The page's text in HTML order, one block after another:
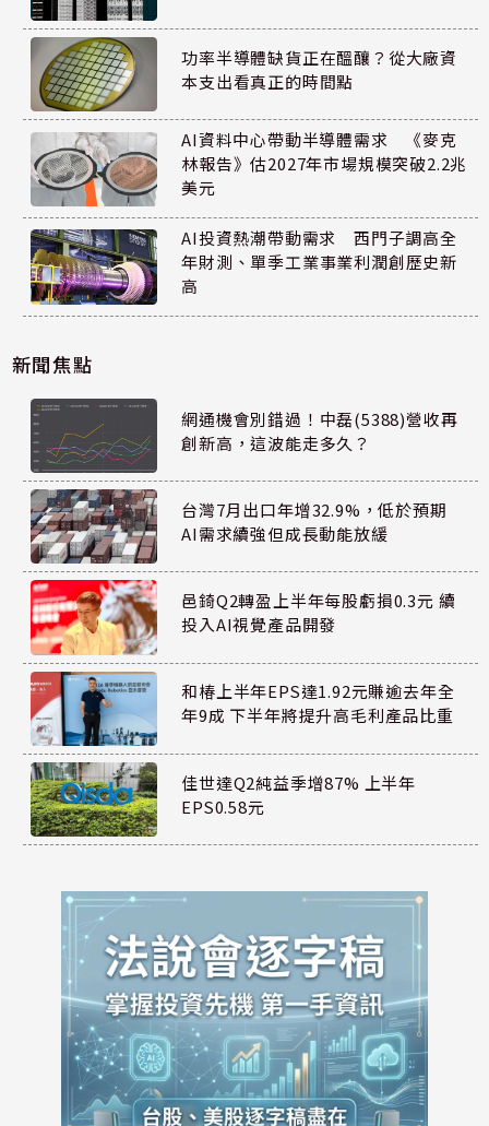
功率半導體缺貨正在醞釀？從大廠資
本支出看真正的時間點
AI資料中心帶動半導體需求 《麥克
林報告》估2027年市場規模突破2.2兆
美元
AI投資熱潮帶動需求 西門子調高全
年財測、單季工業事業利潤創歷史新
高
新聞焦點
網通機會別錯過！中磊(5388)營收再
創新高，這波能走多久？
台灣7月出口年增32.9%，低於預期
AI需求續強但成長動能放緩
邑錡Q2轉盈上半年每股虧損0.3元 續
投入AI視覺產品開發
和椿上半年EPS達1.92元賺逾去年全
年9成 下半年將提升高毛利產品比重
佳世達Q2純益季增87% 上半年
EPS0.58元